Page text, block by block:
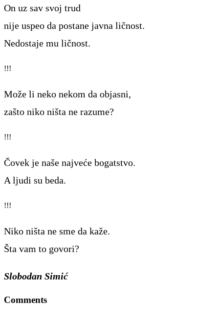
On uz sav svoj trud
nije uspeo da postane javna ličnost.
Nedostaje mu ličnost.
!!!
Može li neko nekom da objasni,
zašto niko ništa ne razume?
!!!
Čovek je naše najveće bogatstvo.
A ljudi su beda.
!!!
Niko ništa ne sme da kaže.
Šta vam to govori?
Slobodan Simić
Comments